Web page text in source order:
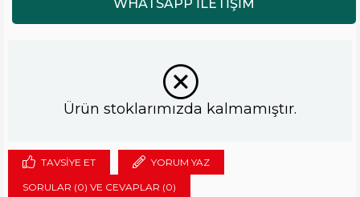
Ürün stoklarımızda kalmamıştır.
TAVSIYE ET YORUM YAZ
SORULAR (0) VE CEVAPLAR (0)